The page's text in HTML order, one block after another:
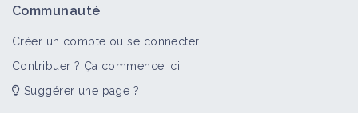
Communauté
Créer un compte ou se connecter
Contribuer ? Ça commence ici !
Suggérer une page ?